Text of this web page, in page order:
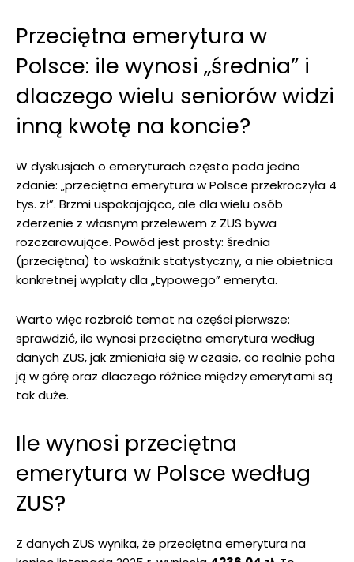
Przeciętna emerytura w
Polsce: ile wynosi „średnia” i
dlaczego wielu seniorów widzi
inną kwotę na koncie?
W dyskusjach o emeryturach często pada jedno
zdanie: „przeciętna emerytura w Polsce przekroczyła 4
tys. zł”. Brzmi uspokajająco, ale dla wielu osób
zderzenie z własnym przelewem z ZUS bywa
rozczarowujące. Powód jest prosty: średnia
(przeciętna) to wskaźnik statystyczny, a nie obietnica
konkretnej wypłaty dla „typowego” emeryta.
Warto więc rozbroić temat na części pierwsze:
sprawdzić, ile wynosi przeciętna emerytura według
danych ZUS, jak zmieniała się w czasie, co realnie pcha
ją w górę oraz dlaczego różnice między emerytami są
tak duże.
Ile wynosi przeciętna
emerytura w Polsce według
ZUS?
Z danych ZUS wynika, że przeciętna emerytura na